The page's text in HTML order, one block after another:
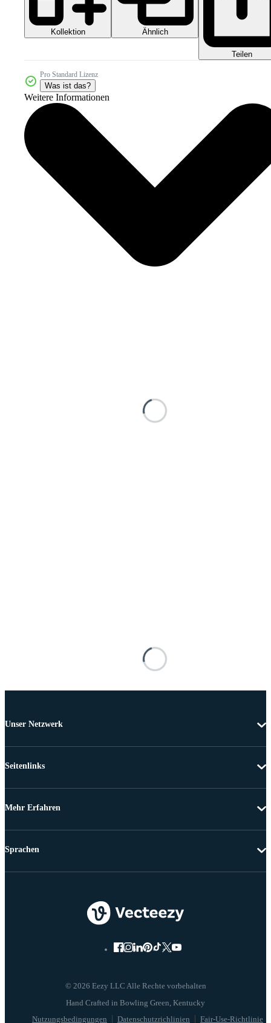
Kollektion Ähnlich
Teilen
Pro Standard Lizenz
Was ist das?
Weitere Informationen
Unser Netzwerk
Seitenlinks
Mehr Erfahren
© 2026 Eezy LLC Alle Rechte vorbehalten
Nutzungsbedingungen Datenschutzrichlinien Fair-Use-Richtlinie
Sprachen